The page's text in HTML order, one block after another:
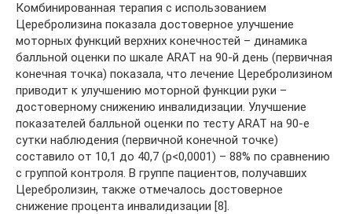
Комбинированная терапия с использованием
Церебролизина показала достоверное улучшение
моторных функций верхних конечностей – динамика
балльной оценки по шкале ARAT на 90-й день (первичная
конечная точка) показала, что лечение Церебролизином
приводит к улучшению моторной функции руки –
достоверному снижению инвалидизации. Улучшение
показателей балльной оценки по тесту ARAT на 90-е
сутки наблюдения (первичной конечной точке)
составило от 10,1 до 40,7 (p<0,0001) – 88% по сравнению
с группой контроля. В группе пациентов, получавших
Церебролизин, также отмечалось достоверное
снижение процента инвалидизации [8].